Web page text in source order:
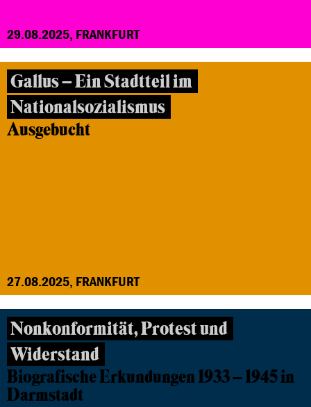
29.08.2025, FRANKFURT
Gallus – Ein Stadtteil im
Nationalsozialismus
Ausgebucht
27.08.2025, FRANKFURT
Nonkonformität, Protest und
Widerstand
Biografische Erkundungen 1933 – 1945 in
Darmstadt